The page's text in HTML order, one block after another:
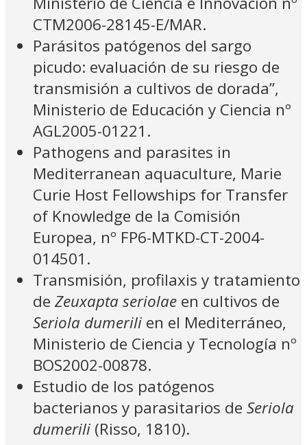
CTM2006-28145-E/MAR.
Parásitos patógenos del sargo
picudo: evaluación de su riesgo de
transmisión a cultivos de dorada”,
Ministerio de Educación y Ciencia nº
AGL2005-01221.
Pathogens and parasites in
Mediterranean aquaculture, Marie
Curie Host Fellowships for Transfer
of Knowledge de la Comisión
Europea, nº FP6-MTKD-CT-2004-
014501.
Transmisión, profilaxis y tratamiento
deZeuxapta seriolae en cultivos de
Seriola dumerili en el Mediterráneo,
Ministerio de Ciencia y Tecnología nº
BOS2002-00878.
Estudio de los patógenos
bacterianos y parasitarios de Seriola
dumerili (Risso, 1810).